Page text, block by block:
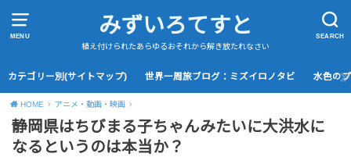
MENU SEARCH
みずいろてすと
植え付けられたあらゆるおそれから解き放たれなさい
カテゴリー別(サイトマップ) 世界一周旅ブログ：ミズイロノタビ 水色の
HOME アニメ・動画・映画
静岡県はちびまる子ちゃんみたいに大洪水に
なるというのは本当か？